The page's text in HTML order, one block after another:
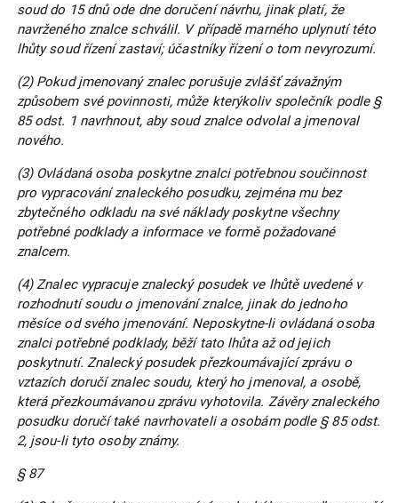
soud do 15 dnů ode dne doručení návrhu, jinak platí, že
navrženého znalce schválil. V případě marného uplynutí této
lhůty soud řízení zastaví; účastníky řízení o tom nevyrozumí.
(2) Pokud jmenovaný znalec porušuje zvlášť závažným
způsobem své povinnosti, může kterýkoliv společník podle §
85 odst. 1 navrhnout, aby soud znalce odvolal a jmenoval
nového.
(3) Ovládaná osoba poskytne znalci potřebnou součinnost
pro vypracování znaleckého posudku, zejména mu bez
zbytečného odkladu na své náklady poskytne všechny
potřebné podklady a informace ve formě požadované
znalcem.
(4) Znalec vypracuje znalecký posudek ve lhůtě uvedené v
rozhodnutí soudu o jmenování znalce, jinak do jednoho
měsíce od svého jmenování. Neposkytne-li ovládaná osoba
znalci potřebné podklady, běží tato lhůta až od jejich
poskytnutí. Znalecký posudek přezkoumávající zprávu o
vztazích doručí znalec soudu, který ho jmenoval, a osobě,
která přezkoumávanou zprávu vyhotovila. Závěry znaleckého
posudku doručí také navrhovateli a osobám podle § 85 odst.
2, jsou-li tyto osoby známy.
§ 87